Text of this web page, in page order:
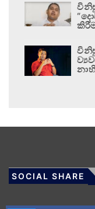
SOCIAL SHARE